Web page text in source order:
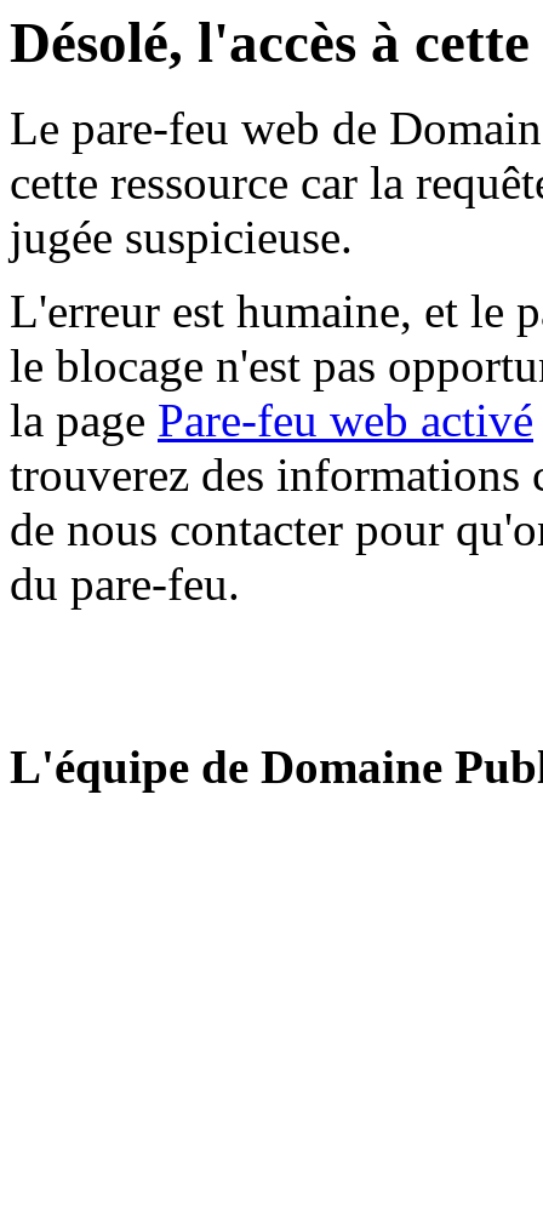
Désolé, l'accès à
Le pare-feu web de
cette ressource car la
jugée suspicieuse.
L'erreur est humaine, et le
le blocage n'est pas
la page Pare-feu web activé
trouverez des informations
de nous contacter pour
du pare-feu.
L'équipe de Domaine